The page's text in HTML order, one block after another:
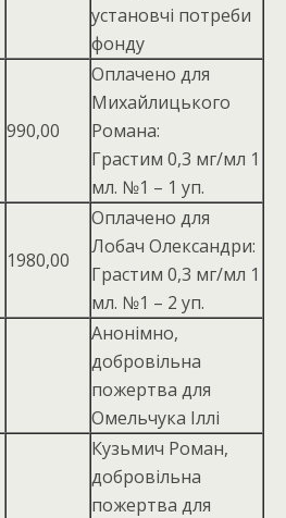
установчі потреби
фонду
990,00
Оплачено для
Михайлицького
Романа:
Грастим 0,3 мг/мл 1
мл. №1 – 1 уп.
1980,00
Оплачено для
Лобач Олександри:
Грастим 0,3 мг/мл 1
мл. №1 – 2 уп.
Анонімно,
добровільна
пожертва для
Омельчука Іллі
Кузьмич Роман,
добровільна
пожертва для